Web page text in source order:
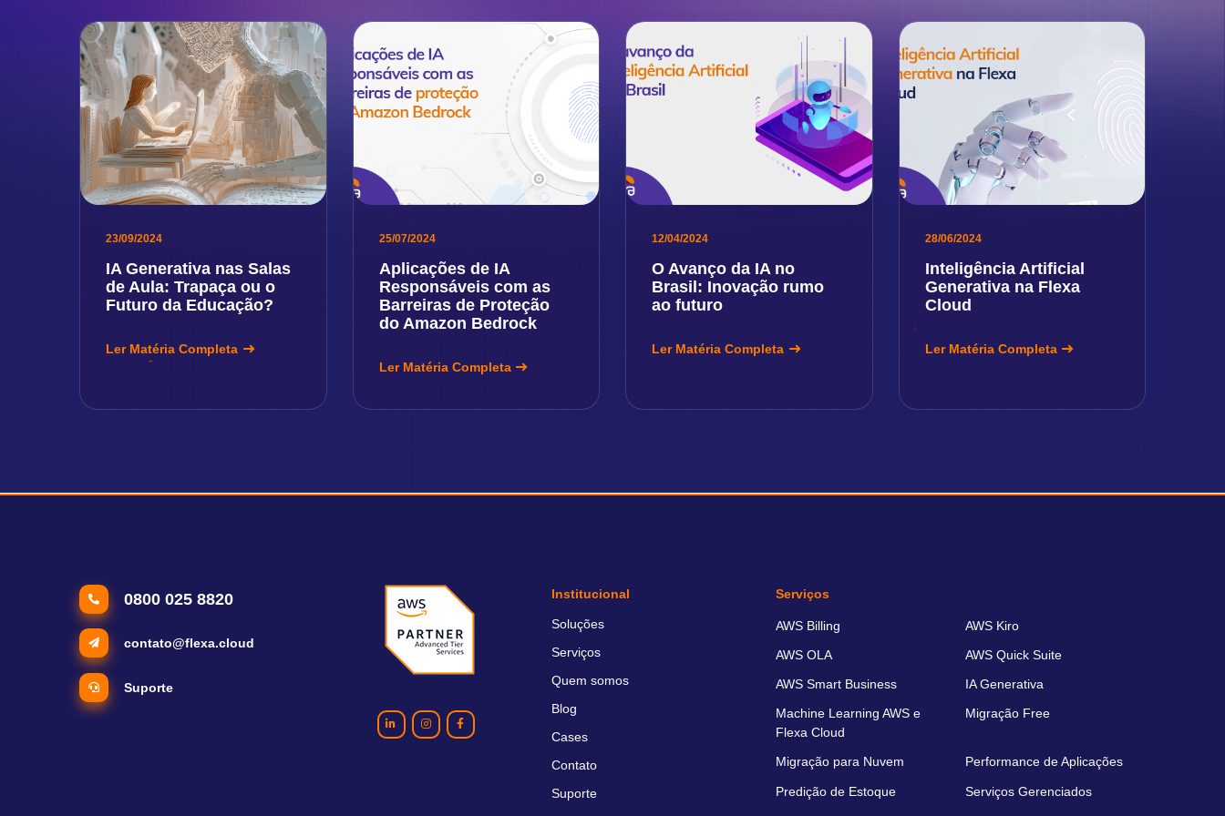
23/09/2024
IA Generativa nas Salas
de Aula: Trapaça ou o
Futuro da Educação?
Ler Matéria Completa
25/07/2024
Aplicações de IA
Responsáveis com as
Barreiras de Proteção
do Amazon Bedrock
Ler Matéria Completa
12/04/2024
O Avanço da IA no
Brasil: Inovação rumo
ao futuro
Ler Matéria Completa
28/06/2024
Inteligência Artificial
Generativa na Flexa
Cloud
Ler Matéria Completa
0800 025 8820
contato@flexa.cloud
Suporte
Institucional
Soluções
Serviços
Quem somos
Blog
Cases
Contato
Suporte
Serviços
AWS Billing AWS Kiro
AWS OLA AWS Quick Suite
AWS Smart Business IA Generativa
Machine Learning AWS e
Flexa Cloud
Migração Free
Migração para Nuvem Performance de Aplicações
Predição de Estoque Serviços Gerenciados